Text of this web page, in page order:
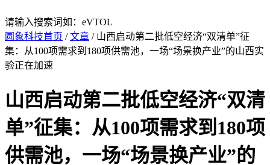
请输入搜索词如：eVTOL
圆象科技首页 /文章 / 山西启动第二批低空经济“双清单”征
集：从100项需求到180项供需池，一场“场景换产业”的山西实
验正在加速
山西启动第二批低空经济“双清
单”征集：从100项需求到180项
供需池，一场“场景换产业”的